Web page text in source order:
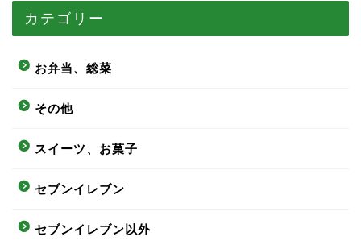
カテゴリー
お弁当、総菜
その他
スイーツ、お菓子
セブンイレブン
セブンイレブン以外